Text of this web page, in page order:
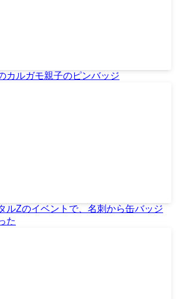
カルガモ親子のピンバッジ
ルZのイベントで、名刺から缶バッジ
た